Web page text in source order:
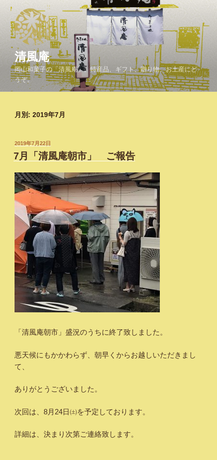
清風庵
岡山和菓子の「清風庵」。特産品、ギフト、贈り物、お土産にど
うぞ。
月別: 2019年7月
投
稿
日:
2019年7月22日
7月「清風庵朝市」 ご報告
「清風庵朝市」盛況のうちに終了致しました。
悪天候にもかかわらず、朝早くからお越しいただきまし
て、
ありがとうございました。
次回は、8月24日㈯を予定しております。
詳細は、決まり次第ご連絡致します。